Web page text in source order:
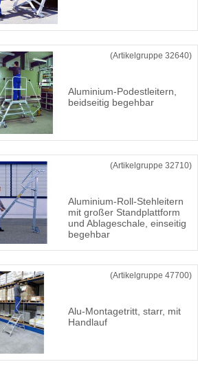
(Artikelgruppe 32640)
Aluminium-Podestleitern,
beidseitig begehbar
(Artikelgruppe 32710)
Aluminium-Roll-Stehleitern
mit großer Standplattform
und Ablageschale, einseitig
begehbar
(Artikelgruppe 47700)
Alu-Montagetritt, starr, mit
Handlauf